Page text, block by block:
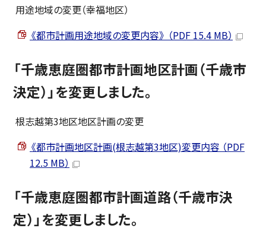
用途地域の変更（幸福地区）
《都市計画用途地域の変更内容》 （PDF 15.4 MB）
「千歳恵庭圏都市計画地区計画（千歳市
決定）」を変更しました。
根志越第3地区地区計画の変更
《都市計画地区計画(根志越第3地区)変更内容 （PDF
12.5 MB）
「千歳恵庭圏都市計画道路（千歳市決
定）」を変更しました。